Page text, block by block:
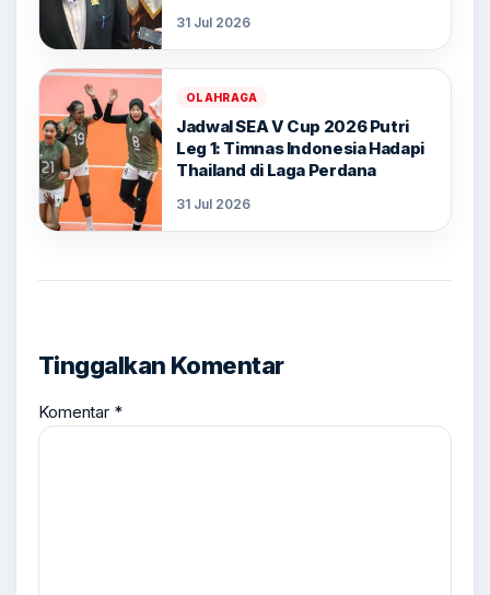
31 Jul 2026
OLAHRAGA
Jadwal SEA V Cup 2026 Putri
Leg 1: Timnas Indonesia Hadapi
Thailand di Laga Perdana
31 Jul 2026
Tinggalkan Komentar
Komentar *